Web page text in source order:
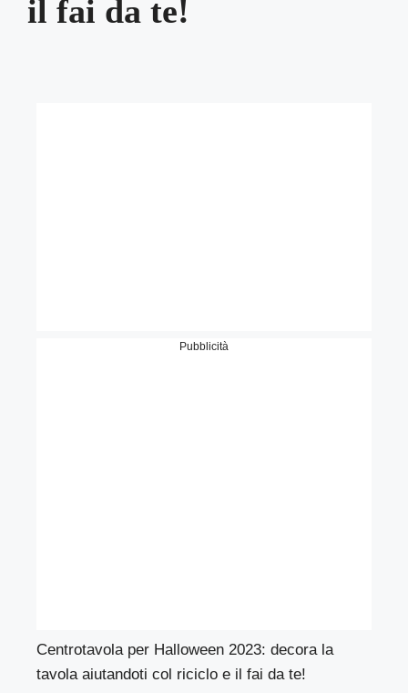
il fai da te!
Pubblicità
Centrotavola per Halloween 2023: decora la
tavola aiutandoti col riciclo e il fai da te!